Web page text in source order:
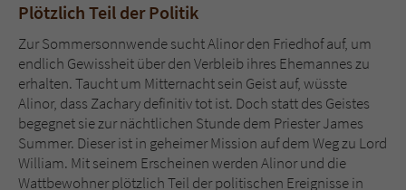
Plötzlich Teil der Politik
Zur Sommersonnwende sucht Alinor den Friedhof auf, um
endlich Gewissheit über den Verbleib ihres Ehemannes zu
erhalten. Taucht um Mitternacht sein Geist auf, wüsste
Alinor, dass Zachary definitiv tot ist. Doch statt des Geistes
begegnet sie zur nächtlichen Stunde dem Priester James
Summer. Dieser ist in geheimer Mission auf dem Weg zu Lord
William. Mit seinem Erscheinen werden Alinor und die
Wattbewohner plötzlich Teil der politischen Ereignisse in